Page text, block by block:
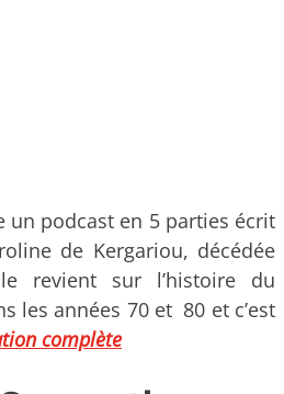
un podcast en 5 parties écrit
de Kergariou, décédée
revient sur l’histoire du
les années 70 et 80 et c’est
complète